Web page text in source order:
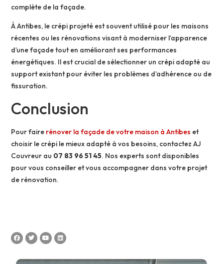
complète de la façade.
À Antibes, le crépi projeté est souvent utilisé pour les maisons
récentes ou les rénovations visant à moderniser l’apparence
d’une façade tout en améliorant ses performances
énergétiques. Il est crucial de sélectionner un crépi adapté au
support existant pour éviter les problèmes d’adhérence ou de
fissuration.
Conclusion
Pour faire rénover la façade de votre maison à Antibes et
choisir le crépi le mieux adapté à vos besoins, contactez AJ
Couvreur au 07 83 96 51 45. Nos experts sont disponibles
pour vous conseiller et vous accompagner dans votre projet
de rénovation.